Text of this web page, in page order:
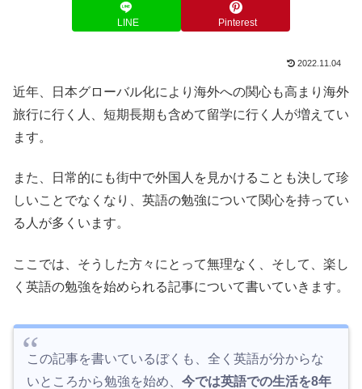
LINE Pinterest
2022.11.04
近年、日本グローバル化により海外への関心も高まり海外
旅行に行く人、短期長期も含めて留学に行く人が増えてい
ます。
また、日常的にも街中で外国人を見かけることも決して珍
しいことでなくなり、英語の勉強について関心を持ってい
る人が多くいます。
ここでは、そうした方々にとって無理なく、そして、楽し
く英語の勉強を始められる記事について書いていきます。
この記事を書いているぼくも、全く英語が分からな
いところから勉強を始め、 今では英語での生活を8年